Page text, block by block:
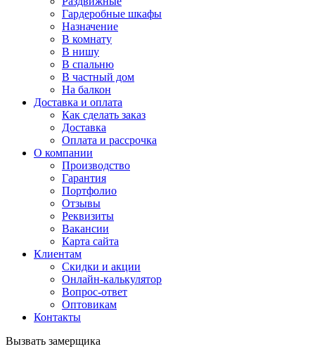
Гардеробные шкафы
Назначение
В комнату
В нишу
В спальню
В частный дом
На балкон
Доставка и оплата
Как сделать заказ
Доставка
Оплата и рассрочка
О компании
Производство
Гарантия
Портфолио
Отзывы
Реквизиты
Вакансии
Карта сайта
Клиентам
Скидки и акции
Онлайн-калькулятор
Вопрос-ответ
Оптовикам
Контакты
Вызвать замерщика